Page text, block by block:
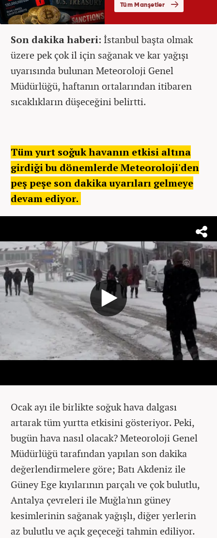
Son dakika haberi: İstanbul başta olmak
üzere pek çok il için sağanak ve kar yağışı
uyarısında bulunan Meteoroloji Genel
Müdürlüğü, haftanın ortalarından itibaren
sıcaklıkların düşeceğini belirtti.
Tüm yurt soğuk havanın etkisi altına
girdiği bu dönemlerde Meteoroloji'den
peş peşe son dakika uyarıları gelmeye
devam ediyor.
Ocak ayı ile birlikte soğuk hava dalgası
artarak tüm yurtta etkisini gösteriyor. Peki,
bugün hava nasıl olacak? Meteoroloji Genel
Müdürlüğü tarafından yapılan son dakika
değerlendirmelere göre; Batı Akdeniz ile
Güney Ege kıyılarının parçalı ve çok bulutlu,
Antalya çevreleri ile Muğla'nın güney
kesimlerinin sağanak yağışlı, diğer yerlerin
az bulutlu ve açık geçeceği tahmin ediliyor.